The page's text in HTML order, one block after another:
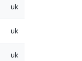
uk
uk
uk